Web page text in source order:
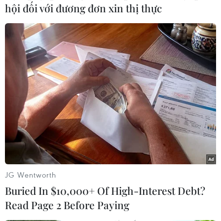
giá chỉ khoảng trên dưới 100.000 đồng nay đã
lên đến hơn 200.000 đồng, một số loại như dịch
sát trùng Aniosgel 500 ml thường dùng trong
các cơ sở y tế hiện có giá bán tới hơn 600.000
đồng trên Shopee. Sản phẩm tương tự, nếu mua
vào thời điểm trước khi "cháy hàng," giá chưa
đến 200.000 đồng.
hội đối với đương đơn xin thị thực
JG Wentworth
Buried In $10,000+ Of High-Interest Debt?
Read Page 2 Before Paying